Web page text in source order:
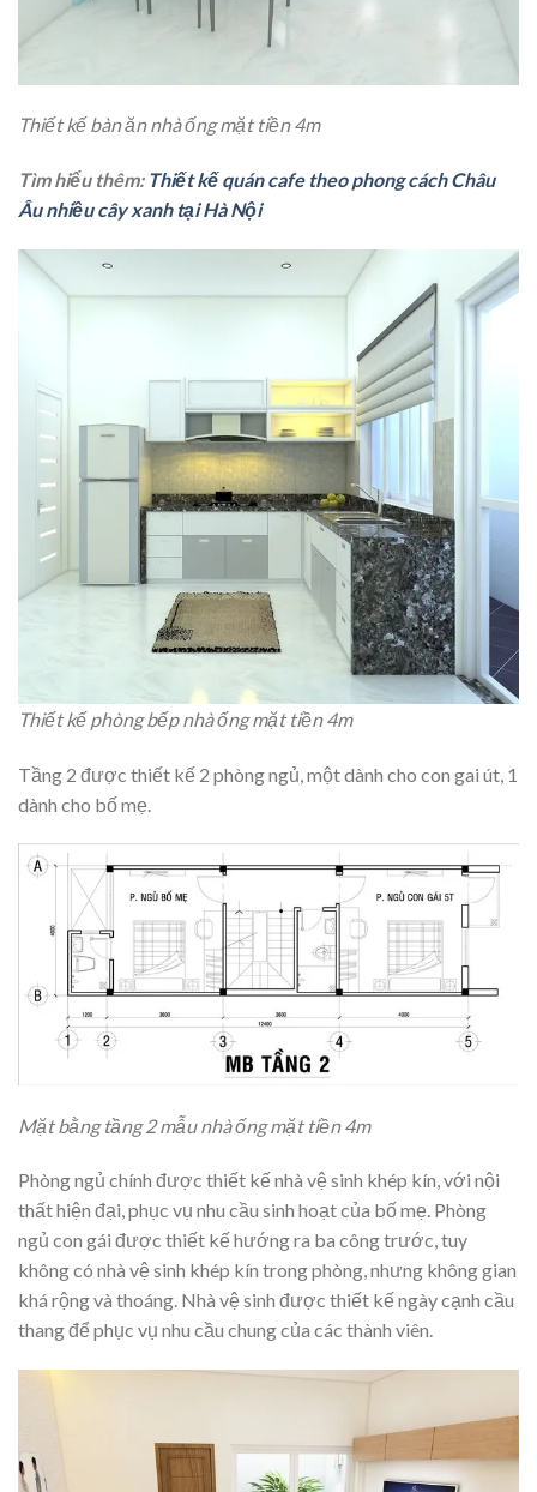
Thiết kế bàn ăn nhà ống mặt tiền 4m
Tìm hiểu thêm: Thiết kế quán cafe theo phong cách Châu
Âu nhiều cây xanh tại Hà Nội
Thiết kế phòng bếp nhà ống mặt tiền 4m
Tầng 2 được thiết kế 2 phòng ngủ, một dành cho con gai út, 1
dành cho bố mẹ.
Mặt bằng tầng 2 mẫu nhà ống mặt tiền 4m
Phòng ngủ chính được thiết kế nhà vệ sinh khép kín, với nội
thất hiện đại, phục vụ nhu cầu sinh hoạt của bố mẹ. Phòng
ngủ con gái được thiết kế hướng ra ba công trước, tuy
không có nhà vệ sinh khép kín trong phòng, nhưng không gian
khá rộng và thoáng. Nhà vệ sinh được thiết kế ngày cạnh cầu
thang để phục vụ nhu cầu chung của các thành viên.